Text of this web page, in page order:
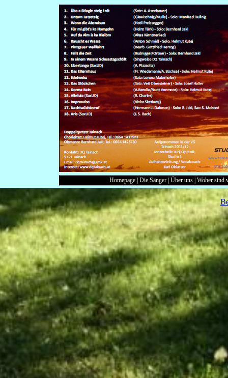
Homepage Die Sänger Über uns Woher sind